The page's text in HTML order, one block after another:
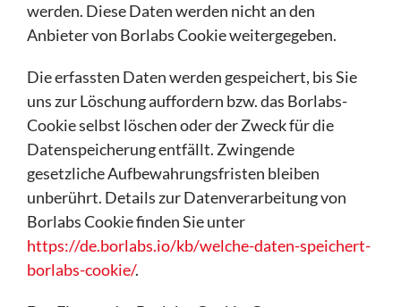
werden. Diese Daten werden nicht an den
Anbieter von Borlabs Cookie weitergegeben.
Die erfassten Daten werden gespeichert, bis Sie
uns zur Löschung auffordern bzw. das Borlabs-
Cookie selbst löschen oder der Zweck für die
Datenspeicherung entfällt. Zwingende
gesetzliche Aufbewahrungsfristen bleiben
unberührt. Details zur Datenverarbeitung von
Borlabs Cookie finden Sie unter
https://de.borlabs.io/kb/welche-daten-speichert-
borlabs-cookie/.